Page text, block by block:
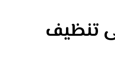
تنظيف